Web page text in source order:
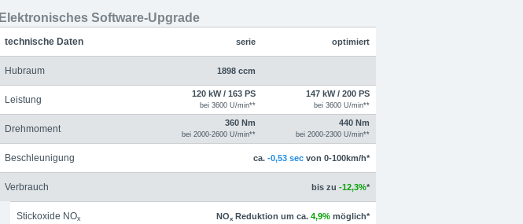
Elektronisches Software-Upgrade
optimiert
serie
technische Daten
1898 ccm
Hubraum
147 kW / 200 PS
bei 3600 U/min**
120 kW / 163 PS
bei 3600 U/min**
Leistung
440 Nm
bei 2000-2300 U/min**
360 Nm
bei 2000-2600 U/min**
Drehmoment
ca. -0,53 sec von 0-100km/h*
Beschleunigung
bis zu -12,3%*
Verbrauch
NOx Reduktion um ca. 4,9% möglich*
Stickoxide NOx